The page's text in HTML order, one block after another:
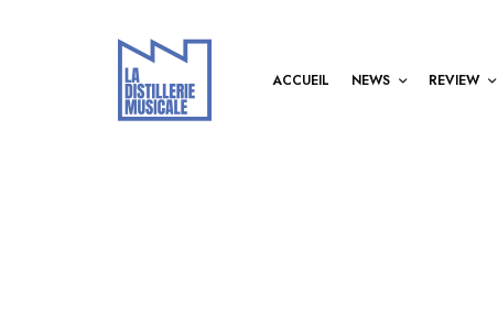
ACCUEIL NEWS REVIEW